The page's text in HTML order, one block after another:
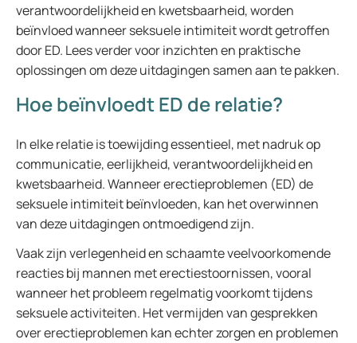
verantwoordelijkheid en kwetsbaarheid, worden
beïnvloed wanneer seksuele intimiteit wordt getroffen
door ED. Lees verder voor inzichten en praktische
oplossingen om deze uitdagingen samen aan te pakken.
Hoe beïnvloedt ED de relatie?
In elke relatie is toewijding essentieel, met nadruk op
communicatie, eerlijkheid, verantwoordelijkheid en
kwetsbaarheid. Wanneer erectieproblemen (ED) de
seksuele intimiteit beïnvloeden, kan het overwinnen
van deze uitdagingen ontmoedigend zijn.
Vaak zijn verlegenheid en schaamte veelvoorkomende
reacties bij mannen met erectiestoornissen, vooral
wanneer het probleem regelmatig voorkomt tijdens
seksuele activiteiten. Het vermijden van gesprekken
over erectieproblemen kan echter zorgen en problemen